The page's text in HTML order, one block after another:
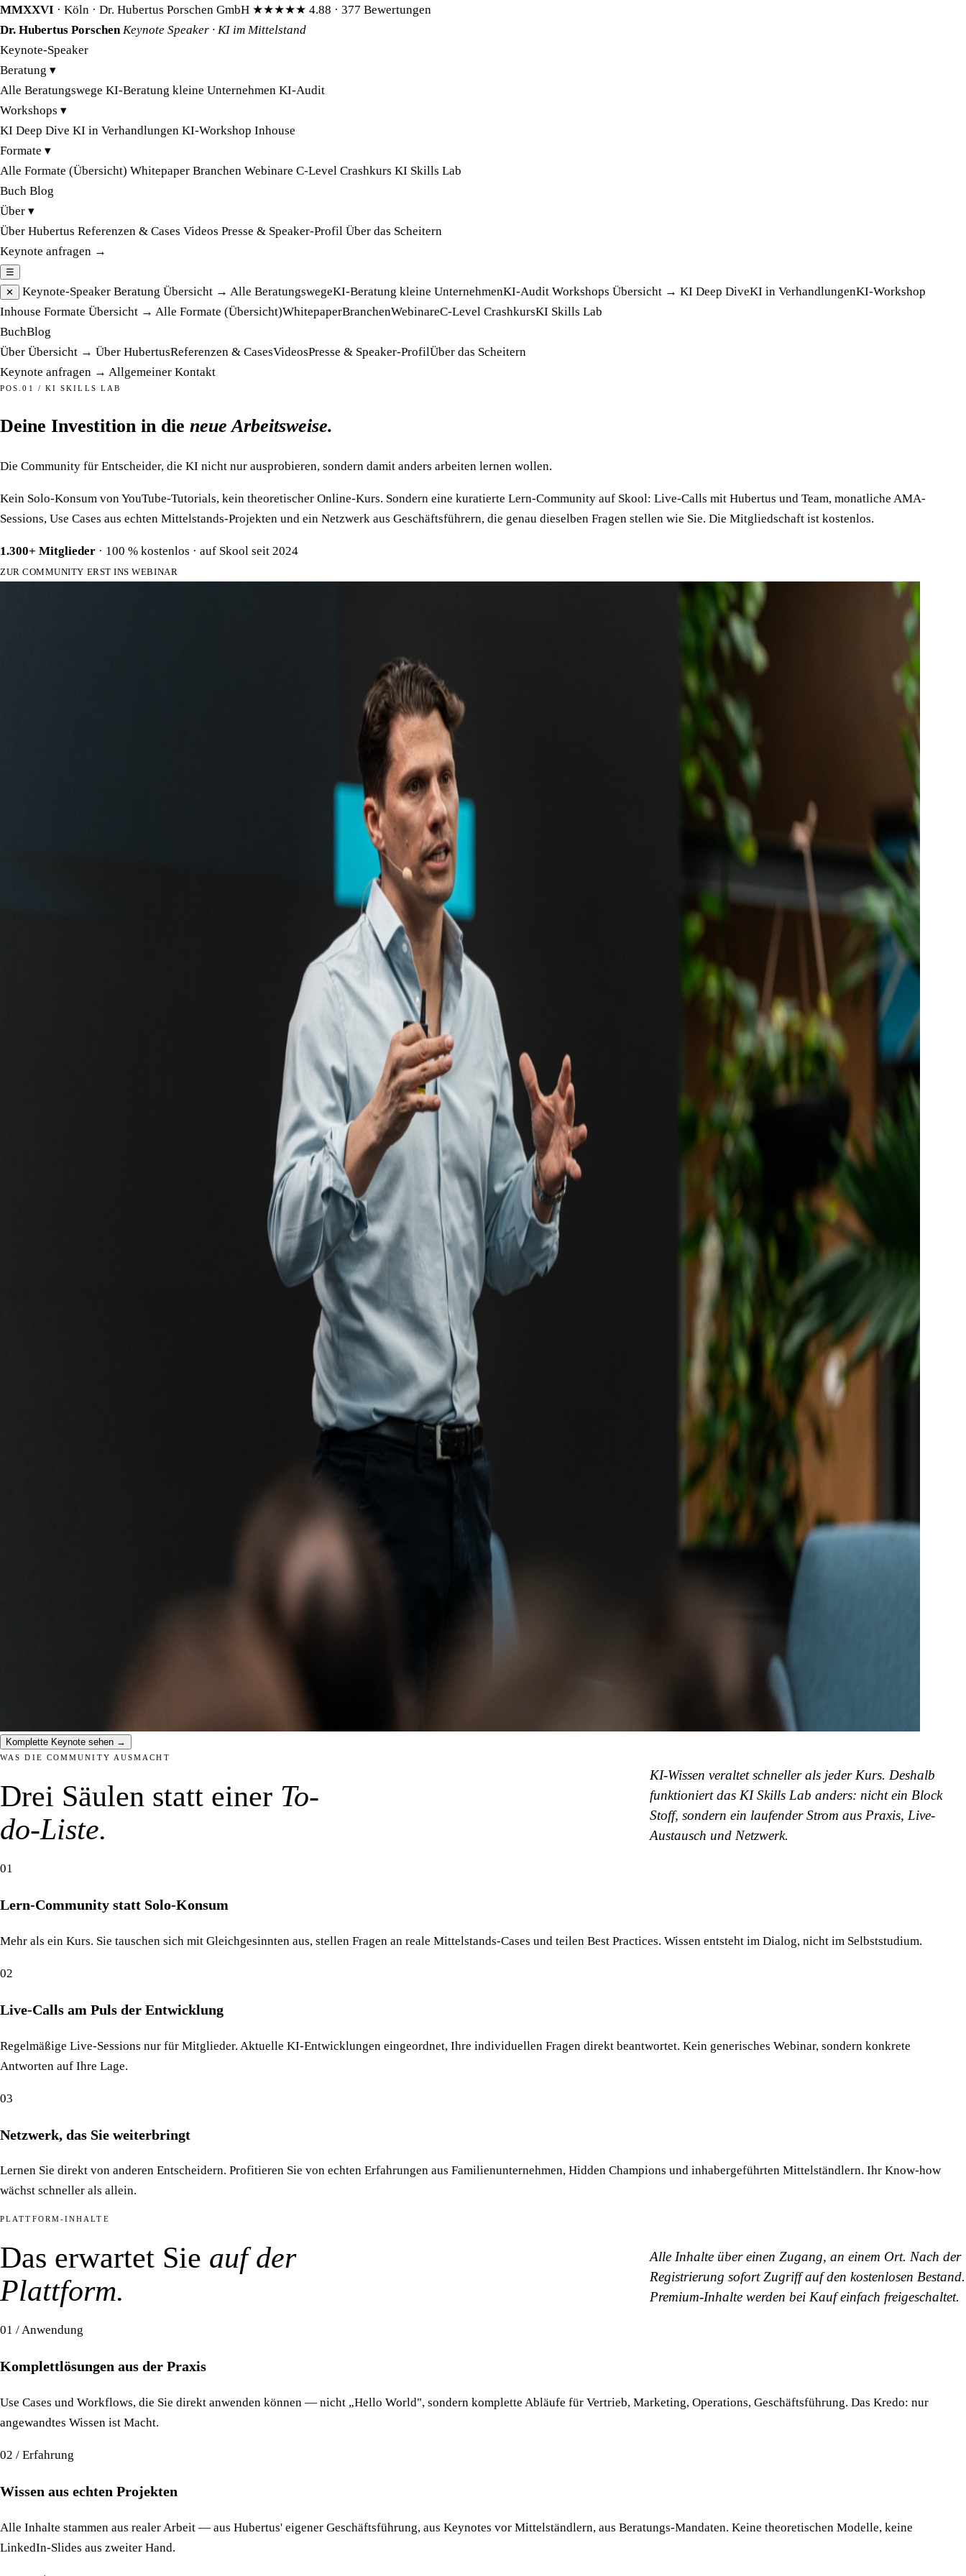
MMXXVI · Köln · Dr. Hubertus Porschen GmbH ★★★★★ 4.88 · 377 Bewertungen
Dr. Hubertus Porschen Keynote Speaker · KI im Mittelstand
Keynote-Speaker
Beratung ▾
Alle Beratungswege KI-Beratung kleine Unternehmen KI-Audit
Workshops ▾
KI Deep Dive KI in Verhandlungen KI-Workshop Inhouse
Formate ▾
Alle Formate (Übersicht) Whitepaper Branchen Webinare C-Level Crashkurs KI Skills Lab
Buch Blog
Über ▾
Über Hubertus Referenzen & Cases Videos Presse & Speaker-Profil Über das Scheitern
Keynote anfragen →
☰
✕
Keynote-Speaker Beratung Übersicht → Alle BeratungswegeKI-Beratung kleine UnternehmenKI-Audit Workshops Übersicht → KI Deep DiveKI in VerhandlungenKI-Workshop
Inhouse Formate Übersicht → Alle Formate (Übersicht)WhitepaperBranchenWebinareC-Level CrashkursKI Skills Lab
BuchBlog
Über Übersicht → Über HubertusReferenzen & CasesVideosPresse & Speaker-ProfilÜber das Scheitern
Keynote anfragen → Allgemeiner Kontakt
POS.01 / KI SKILLS LAB
Deine Investition in die neue Arbeitsweise.
Die Community für Entscheider, die KI nicht nur ausprobieren, sondern damit anders arbeiten lernen wollen.
Kein Solo-Konsum von YouTube-Tutorials, kein theoretischer Online-Kurs. Sondern eine kuratierte Lern-Community auf Skool: Live-Calls mit Hubertus und Team, monatliche AMA-
Sessions, Use Cases aus echten Mittelstands-Projekten und ein Netzwerk aus Geschäftsführern, die genau dieselben Fragen stellen wie Sie. Die Mitgliedschaft ist kostenlos.
1.300+ Mitglieder · 100 % kostenlos · auf Skool seit 2024
ZUR COMMUNITY ERST INS WEBINAR
Komplette Keynote sehen →
WAS DIE COMMUNITY AUSMACHT
Drei Säulen statt einer To-
do-Liste.
KI-Wissen veraltet schneller als jeder Kurs. Deshalb
funktioniert das KI Skills Lab anders: nicht ein Block
Stoff, sondern ein laufender Strom aus Praxis, Live-
Austausch und Netzwerk.
01
Lern-Community statt Solo-Konsum
Mehr als ein Kurs. Sie tauschen sich mit Gleichgesinnten aus, stellen Fragen an reale Mittelstands-Cases und teilen Best Practices. Wissen entsteht im Dialog, nicht im Selbststudium.
02
Live-Calls am Puls der Entwicklung
Regelmäßige Live-Sessions nur für Mitglieder. Aktuelle KI-Entwicklungen eingeordnet, Ihre individuellen Fragen direkt beantwortet. Kein generisches Webinar, sondern konkrete
Antworten auf Ihre Lage.
03
Netzwerk, das Sie weiterbringt
Lernen Sie direkt von anderen Entscheidern. Profitieren Sie von echten Erfahrungen aus Familienunternehmen, Hidden Champions und inhabergeführten Mittelständlern. Ihr Know-how
wächst schneller als allein.
PLATTFORM-INHALTE
Das erwartet Sie auf der
Plattform.
Alle Inhalte über einen Zugang, an einem Ort. Nach der
Registrierung sofort Zugriff auf den kostenlosen Bestand.
Premium-Inhalte werden bei Kauf einfach freigeschaltet.
01 / Anwendung
Komplettlösungen aus der Praxis
Use Cases und Workflows, die Sie direkt anwenden können — nicht „Hello World", sondern komplette Abläufe für Vertrieb, Marketing, Operations, Geschäftsführung. Das Kredo: nur
angewandtes Wissen ist Macht.
02 / Erfahrung
Wissen aus echten Projekten
Alle Inhalte stammen aus realer Arbeit — aus Hubertus' eigener Geschäftsführung, aus Keynotes vor Mittelständlern, aus Beratungs-Mandaten. Keine theoretischen Modelle, keine
LinkedIn-Slides aus zweiter Hand.